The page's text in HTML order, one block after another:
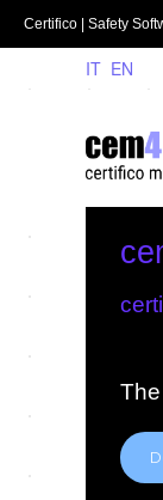
Certifico | Safety
IT EN